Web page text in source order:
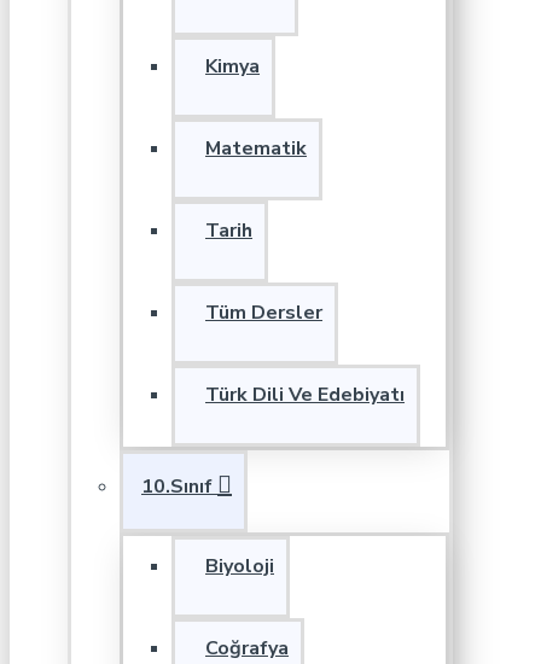
Kimya
Matematik
Tarih
Tüm Dersler
Türk Dili Ve Edebiyatı
10.Sınıf
Biyoloji
Coğrafya